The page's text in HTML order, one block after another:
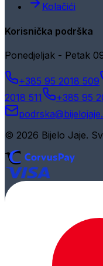
Kolačići
Korisnička podrška
Ponedjeljak - Petak
+385 95 2018 509
2018 511
+385 95
© 2026 Bijelo Jaje.